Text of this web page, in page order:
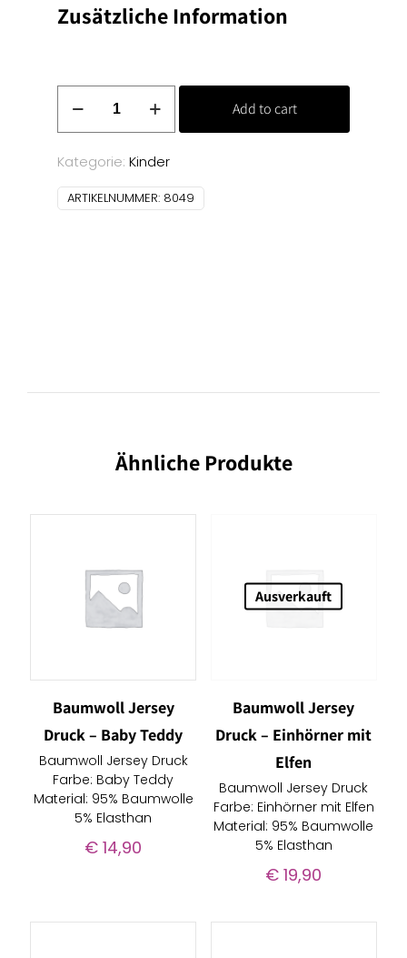
Zusätzliche Information
Druck
-
Halloween
Frankenstein
Add to cart
Kategorie: Kinder
ARTIKELNUMMER: 8049
Ähnliche Produkte
Baumwoll Jersey
Druck – Baby Teddy
Baumwoll Jersey Druck
Farbe: Baby Teddy
Material: 95% Baumwolle
5% Elasthan
€ 14,90
Ausverkauft
Baumwoll Jersey
Druck – Einhörner mit
Elfen
Baumwoll Jersey Druck
Farbe: Einhörner mit Elfen
Material: 95% Baumwolle
5% Elasthan
€ 19,90